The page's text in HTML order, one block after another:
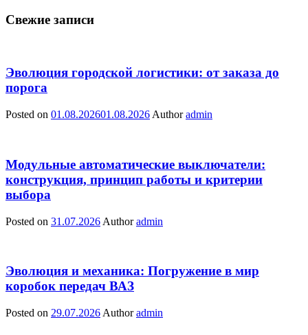
Свежие записи
Эволюция городской логистики: от заказа до
порога
Posted on 01.08.202601.08.2026 Author admin
Модульные автоматические выключатели:
конструкция, принцип работы и критерии
выбора
Posted on 31.07.2026 Author admin
Эволюция и механика: Погружение в мир
коробок передач ВАЗ
Posted on 29.07.2026 Author admin